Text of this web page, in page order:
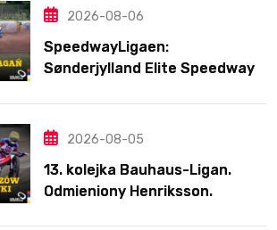
2026-08-06
SpeedwayLigaen:
Sønderjylland Elite Speedway
2026-08-05
13. kolejka Bauhaus-Ligan.
Odmieniony Henriksson.